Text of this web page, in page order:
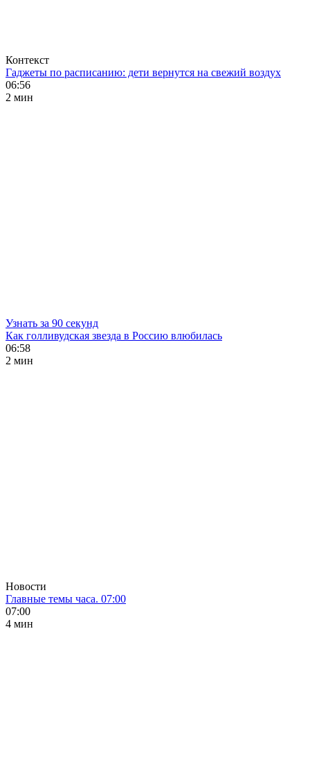
Контекст
Гаджеты по расписанию: дети вернутся на свежий воздух
06:56
2 мин
Узнать за 90 секунд
Как голливудская звезда в Россию влюбилась
06:58
2 мин
Новости
Главные темы часа. 07:00
07:00
4 мин